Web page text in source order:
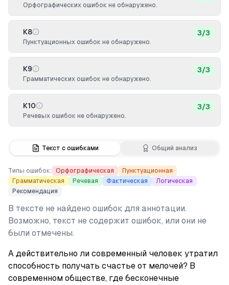
Текст с ошибками Общий анализ
Типы ошибок: Орфографическая
Пунктуационная
Грамматическая
Речевая Фактическая
Логическая
Рекомендация
В тексте не найдено ошибок для аннотации.
Возможно, текст не содержит ошибок, или они не
были отмечены.
А действительно ли современный человек утратил
способность получать счастье от мелочей? В
современном обществе, где бесконечные
Орфографических ошибок не обнаружено.
К8
Пунктуационных ошибок не обнаружено.
3/3
К9
Грамматических ошибок не обнаружено.
3/3
К10
Речевых ошибок не обнаружено.
3/3